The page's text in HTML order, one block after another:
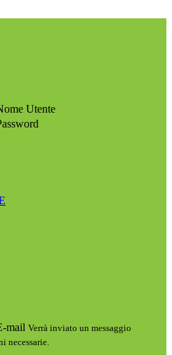
Utente
mail Verrà inviato un messaggio
necessarie.